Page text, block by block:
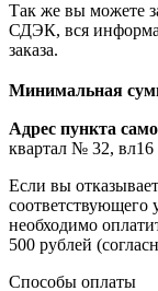
Так же вы можете
СДЭК, вся
заказа.
Минимальная
Адрес пункта
квартал № 32,
Если вы
соответствующего
необходимо
500 рублей
Способы оплаты